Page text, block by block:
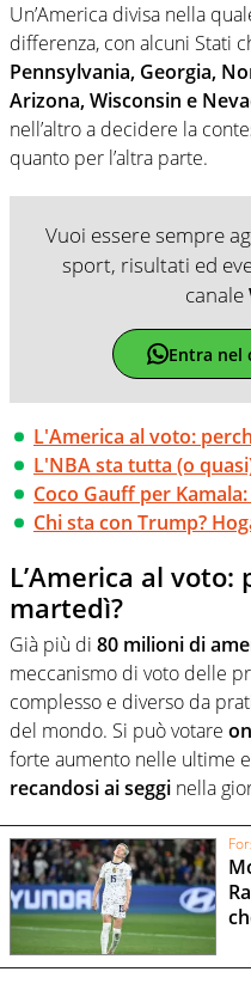
Un’America divisa nella
differenza, con alcuni Stati
Pennsylvania, Georgia,
Arizona, Wisconsin e
nell’altro a decidere la
quanto per l’altra parte.
Vuoi essere sempre
sport, risultati ed
canale
Entra nel
L'America al voto:
L'NBA sta tutta (o
Coco Gauff per
Chi sta con Trump?
L’America al
martedì?
Già più di 80 milioni di
meccanismo di voto delle
complesso e diverso da
del mondo. Si può votare
forte aumento nelle ultime
recandosi ai seggi nella